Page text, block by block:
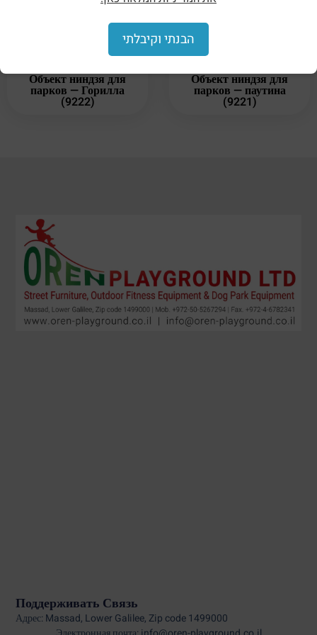
Объект ниндзя для
парков — Горилла
(9222)
Объект ниндзя для
парков — паутина
(9221)
Поддерживать Связь
Адрес: Massad, Lower Galilee, Zip code 1499000
הבנתי וקיבלתי